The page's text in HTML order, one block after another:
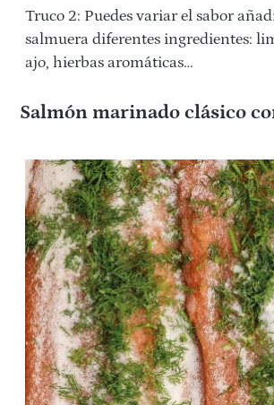
Truco 2: Puedes variar el sabor
salmuera diferentes ingredientes:
ajo, hierbas aromáticas…
Salmón marinado clásico